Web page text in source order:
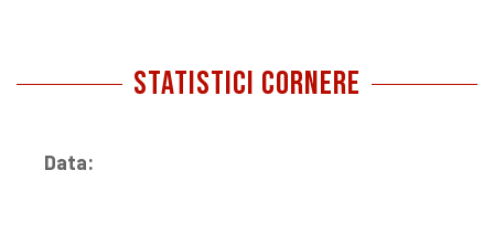
statistici cornere
Data: